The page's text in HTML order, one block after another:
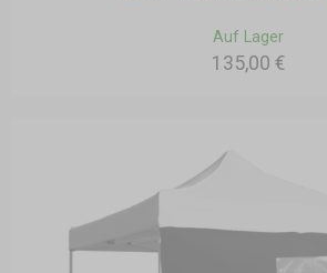
Auf Lager
135,00 €